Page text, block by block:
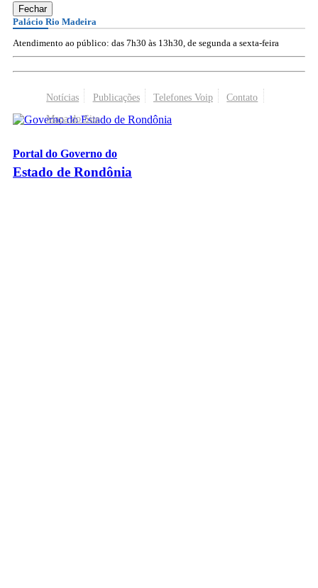
Fechar
Palácio Rio Madeira
Atendimento ao público: das 7h30 às 13h30, de segunda a sexta-feira
Notícias Publicações Telefones Voip
Contato
Mapa do Site
Portal do Governo do
Estado de Rondônia